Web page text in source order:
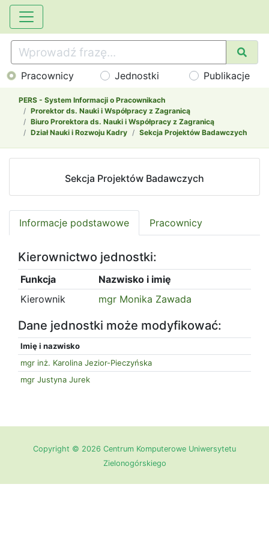
Pracownicy Jednostki Publikacje
PERS - System Informacji o Pracownikach
Prorektor ds. Nauki i Współpracy z Zagranicą
Biuro Prorektora ds. Nauki i Współpracy z Zagranicą
Dział Nauki i Rozwoju Kadry
Sekcja Projektów Badawczych
Sekcja Projektów Badawczych
Informacje podstawowe Pracownicy
Kierownictwo jednostki:
Funkcja
Nazwisko i imię
Kierownik
mgr Monika Zawada
Dane jednostki może modyfikować:
Imię i nazwisko
mgr inż. Karolina Jezior-Pieczyńska
mgr Justyna Jurek
Copyright © 2026 Centrum Komputerowe Uniwersytetu
Zielonogórskiego